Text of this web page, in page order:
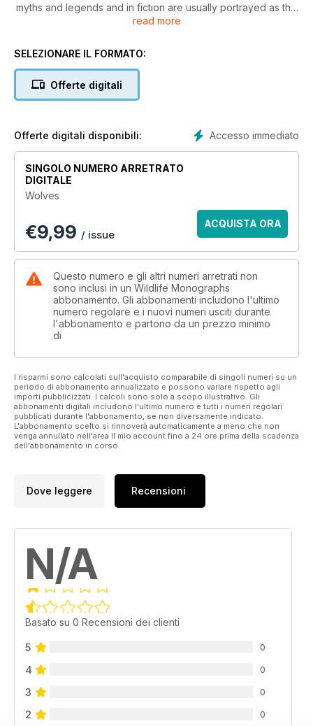
myths and legends and in fiction are usually portrayed as the
evil villain. Indeed the cry of a wolf on a dark night must be
to man.
Here however the authors set out through words and
stunning photographs to give a clear and balanced
live through harsh environments as well as man’s attempts at
for his mastery of colour and composition combining as he
does elements of photojournalism and art photography.
He has released numerous photo books and instructional
videos of photographic technique. Two of his designs have
been used on stamps issued by the US postal services and
he has produced a series for public television.. He has a
great love for the environment and serves on the advisory
boards for the Wildlife Conservation Society and is a Fellow
of the International League of Conservation Photographers.
read more
SELEZIONARE IL FORMATO:
Offerte digitali
Accesso immediato
Offerte digitali disponibili:
SINGOLO NUMERO ARRETRATO
DIGITALE
Wolves
€9,99 / issue
ACQUISTA ORA
Questo numero e gli altri numeri arretrati non
sono inclusi in un Wildlife Monographs
abbonamento. Gli abbonamenti includono l'ultimo
numero regolare e i nuovi numeri usciti durante
l'abbonamento e partono da un prezzo minimo
di
I risparmi sono calcolati sull'acquisto comparabile di singoli numeri su un
periodo di abbonamento annualizzato e possono variare rispetto agli
importi pubblicizzati. I calcoli sono solo a scopo illustrativo. Gli
abbonamenti digitali includono l'ultimo numero e tutti i numeri regolari
pubblicati durante l'abbonamento, se non diversamente indicato.
L'abbonamento scelto si rinnoverà automaticamente a meno che non
venga annullato nell'area Il mio account fino a 24 ore prima della scadenza
dell'abbonamento in corso.
Dove leggere Recensioni
N/A
Basato su 0 Recensioni dei clienti
5 0
4 0
3 0
2 0